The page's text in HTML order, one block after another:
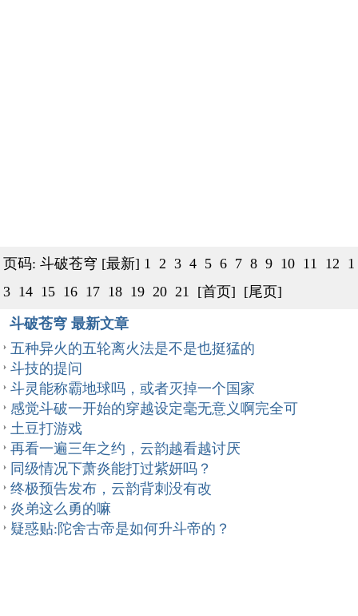
页码: 斗破苍穹 [最新] 1 2 3 4 5 6 7 8 9 10 11 12 1
3 14 15 16 17 18 19 20 21 [首页] [尾页]
斗破苍穹 最新文章
五种异火的五轮离火法是不是也挺猛的
斗技的提问
斗灵能称霸地球吗，或者灭掉一个国家
感觉斗破一开始的穿越设定毫无意义啊完全可
土豆打游戏
再看一遍三年之约，云韵越看越讨厌
同级情况下萧炎能打过紫妍吗？
终极预告发布，云韵背刺没有改
炎弟这么勇的嘛
疑惑贴:陀舍古帝是如何升斗帝的？